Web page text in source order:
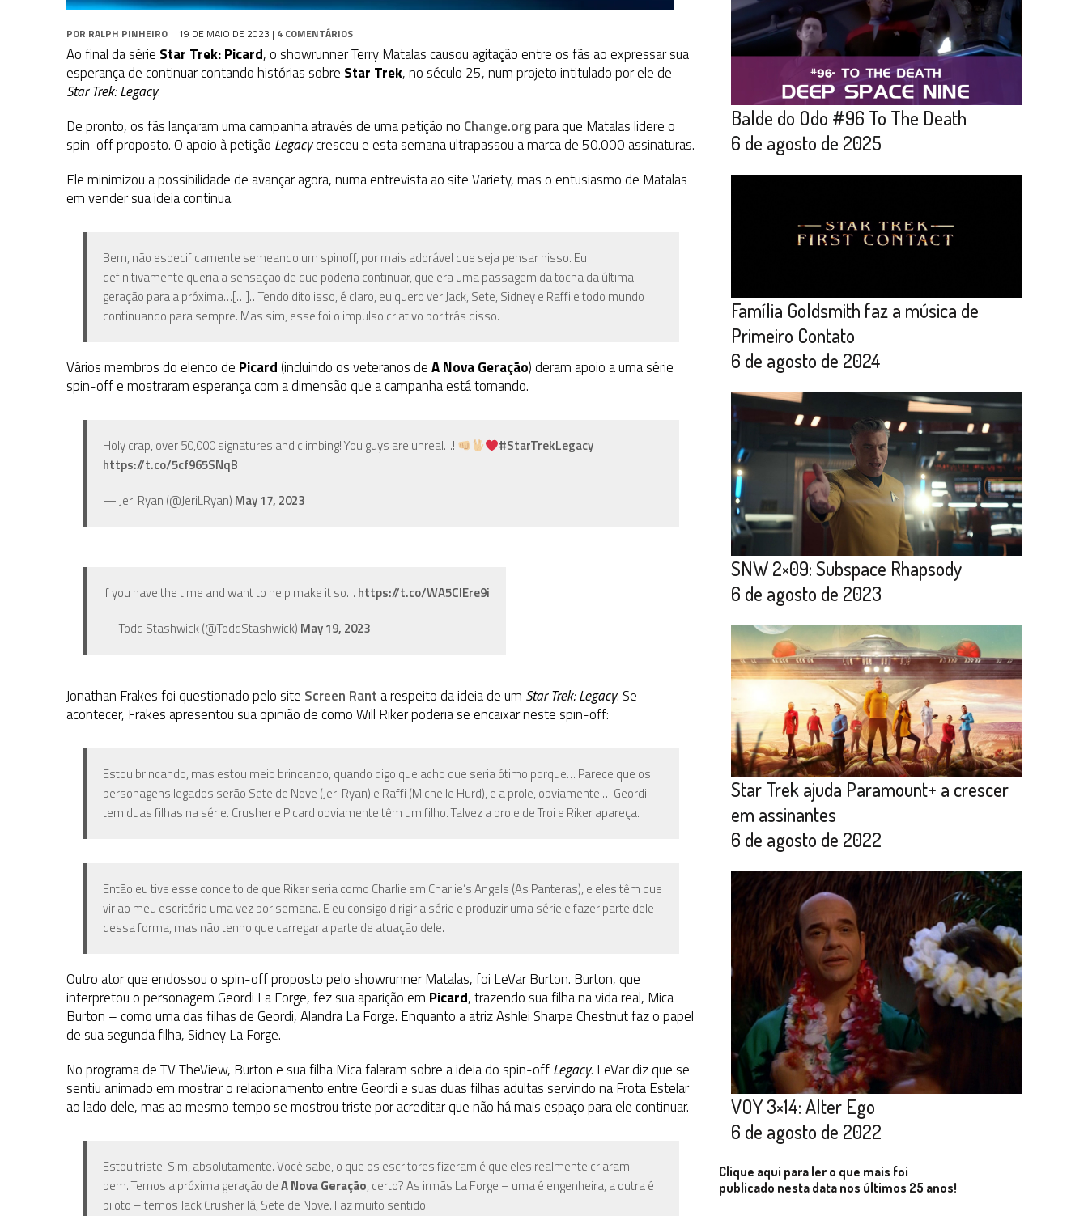
POR RALPH PINHEIRO 19 DE MAIO DE 2023 | 4 COMENTÁRIOS
Ao final da série Star Trek: Picard, o showrunner Terry Matalas causou agitação entre os fãs ao expressar sua
esperança de continuar contando histórias sobre Star Trek, no século 25, num projeto intitulado por ele de
Star Trek: Legacy.
De pronto, os fãs lançaram uma campanha através de uma petição no Change.orgpara que Matalas lidere o
spin-off proposto. O apoio à petição Legacycresceu e esta semana ultrapassou a marca de 50.000 assinaturas.
Ele minimizou a possibilidade de avançar agora, numa entrevista ao site Variety, mas o entusiasmo de Matalas
em vender sua ideia continua.
Bem, não especificamente semeando um spinoff, por mais adorável que seja pensar nisso. Eu
definitivamente queria a sensação de que poderia continuar, que era uma passagem da tocha da última
geração para a próxima…[…]…Tendo dito isso, é claro, eu quero ver Jack, Sete, Sidney e Raffi e todo mundo
continuando para sempre. Mas sim, esse foi o impulso criativo por trás disso.
Vários membros do elenco de Picard (incluindo os veteranos deA Nova Geração) deram apoio a uma série
spin-off e mostraram esperança com a dimensão que a campanha está tomando.
Holy crap, over 50,000 signatures and climbing! You guys are unreal…!
#StarTrekLegacy
https://t.co/5cf965SNqB
— Jeri Ryan (@JeriLRyan) May 17, 2023
If you have the time and want to help make it so… https://t.co/WA5CIEre9i
— Todd Stashwick (@ToddStashwick) May 19, 2023
Jonathan Frakes foi questionado pelo site Screen Rant a respeito da ideia de um Star Trek: Legacy. Se
acontecer, Frakes apresentou sua opinião de como Will Riker poderia se encaixar neste spin-off:
Estou brincando, mas estou meio brincando, quando digo que acho que seria ótimo porque… Parece que os
personagens legados serão Sete de Nove (Jeri Ryan) e Raffi (Michelle Hurd), e a prole, obviamente … Geordi
tem duas filhas na série. Crusher e Picard obviamente têm um filho. Talvez a prole de Troi e Riker apareça.
Então eu tive esse conceito de que Riker seria como Charlie em Charlie’s Angels (As Panteras), e eles têm que
vir ao meu escritório uma vez por semana. E eu consigo dirigir a série e produzir uma série e fazer parte dele
dessa forma, mas não tenho que carregar a parte de atuação dele.
Outro ator que endossou o spin-off proposto pelo showrunner Matalas, foi LeVar Burton. Burton, que
interpretou o personagem Geordi La Forge, fez sua aparição em Picard, trazendo sua filha na vida real, Mica
Burton – como uma das filhas de Geordi, Alandra La Forge. Enquanto a atriz Ashlei Sharpe Chestnut faz o papel
de sua segunda filha, Sidney La Forge.
No programa de TV TheView, Burtone sua filhaMicafalaram sobre a ideia do spin-offLegacy. LeVar diz que se
sentiu animado em mostrar o relacionamento entre Geordi e suas duas filhas adultas servindo na Frota Estelar
ao lado dele, mas ao mesmo tempo se mostrou triste por acreditar que não há mais espaço para ele continuar.
Estou triste. Sim, absolutamente. Você sabe, o que os escritores fizeram é que eles realmente criaram
bem. Temos a próxima geração deA Nova Geração, certo? As irmãs La Forge – uma é engenheira, a outra é
piloto – temos Jack Crusher lá, Sete de Nove. Faz muito sentido.
Balde do Odo #96 To The Death
6 de agosto de 2025
Família Goldsmith faz a música de
Primeiro Contato
6 de agosto de 2024
SNW 2×09: Subspace Rhapsody
6 de agosto de 2023
Star Trek ajuda Paramount+ a crescer
em assinantes
6 de agosto de 2022
VOY 3×14: Alter Ego
6 de agosto de 2022
Clique aqui para ler o que mais foi
publicado nesta data nos últimos 25 anos!